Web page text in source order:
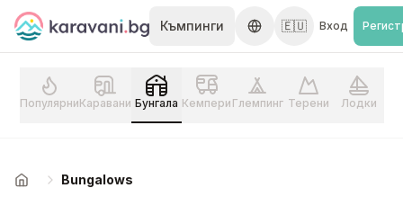
Skip to content
Къмпинги 🇪🇺 Вход
ПопулярниКаравани Бунгала Кемпери Глемпинг Терени Лодки
Начало Bungalows